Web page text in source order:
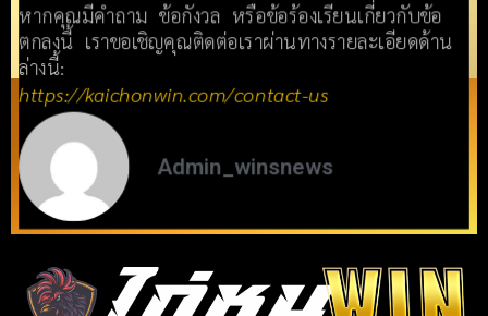
หากคุณมีคำถาม ข้อกังวล หรือข้อร้องเรียนเกี่ยวกับข้อ
ตกลงนี้ เราขอเชิญคุณติดต่อเราผ่านทางรายละเอียดด้าน
ล่างนี้:
https://kaichonwin.com/contact-us
Admin_winsnews